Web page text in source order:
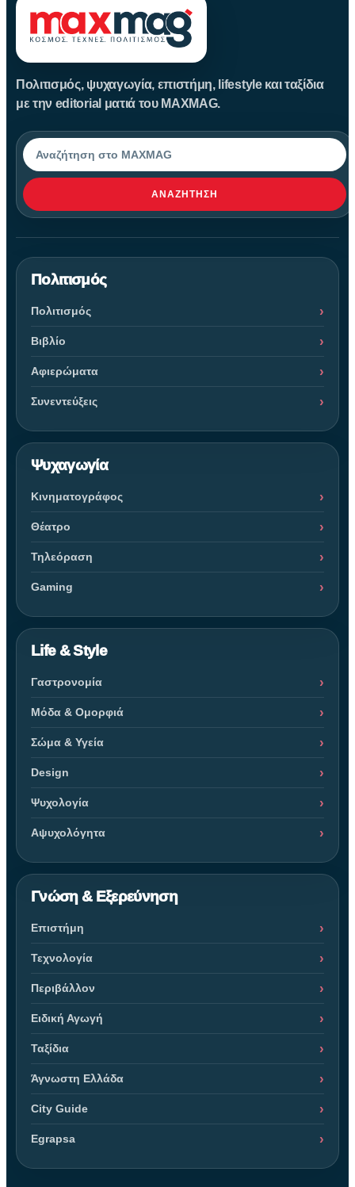
Πολιτισμός, ψυχαγωγία, επιστήμη, lifestyle και ταξίδια
με την editorial ματιά του MAXMAG.
Αναζήτηση
ΑΝΑΖΉΤΗΣΗ
Πολιτισμός
Πολιτισμός
Βιβλίο
Αφιερώματα
Συνεντεύξεις
Ψυχαγωγία
Κινηματογράφος
Θέατρο
Τηλεόραση
Gaming
Life & Style
Γαστρονομία
Μόδα & Ομορφιά
Σώμα & Υγεία
Design
Ψυχολογία
Αψυχολόγητα
Γνώση & Εξερεύνηση
Επιστήμη
Τεχνολογία
Περιβάλλον
Ειδική Αγωγή
Ταξίδια
Άγνωστη Ελλάδα
City Guide
Egrapsa